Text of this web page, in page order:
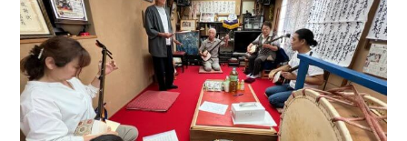
お問い合わせ